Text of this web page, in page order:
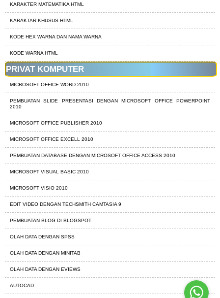
KARAKTER MATEMATIKA HTML
KARAKTAR KHUSUS HTML
KODE HEX WARNA DAN NAMA WARNA
KODE WARNA HTML
PRIVAT KOMPUTER
MICROSOFT OFFICE WORD 2010
PEMBUATAN SLIDE PRESENTASI DENGAN MICROSOFT OFFICE POWERPOINT
2010
MICROSOFT OFFICE PUBLISHER 2010
MICROSOFT OFFICE EXCELL 2010
PEMBUATAN DATABASE DENGAN MICROSOFT OFFICE ACCESS 2010
MICROSOFT VISUAL BASIC 2010
MICROSOFT VISIO 2010
EDIT VIDEO DENGAN TECHSMITH CAMTASIA 9
PEMBUATAN BLOG DI BLOGSPOT
OLAH DATA DENGAN SPSS
OLAH DATA DENGAN MINITAB
OLAH DATA DENGAN EVIEWS
AUTOCAD